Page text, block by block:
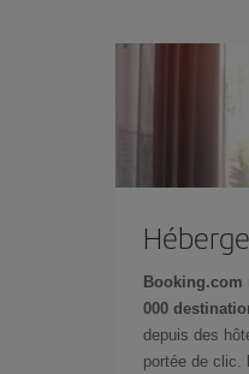
Booking.com
000
depuis des
portée de clic.